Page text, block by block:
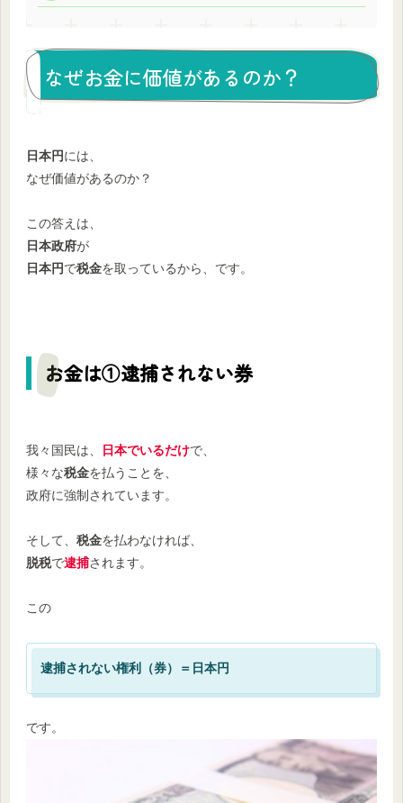
なぜお金に価値があるのか？
日本円には、
なぜ価値があるのか？
この答えは、
日本政府が
日本円で税金を取っているから、です。
お金は①逮捕されない券
我々国民は、 日本でいるだけで、
様々な税金を払うことを、
政府に強制されています。
そして、 税金を払わなければ、
脱税で逮捕されます。
この
逮捕されない権利（券）＝日本円
です。